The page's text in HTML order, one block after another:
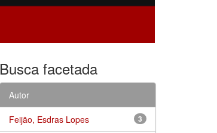
Busca facetada
Autor
3
Feijão, Esdras Lopes